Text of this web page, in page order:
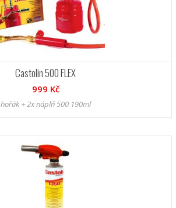
Castolin 500 FLEX
999 Kč
hořák + 2x náplň 500 190ml